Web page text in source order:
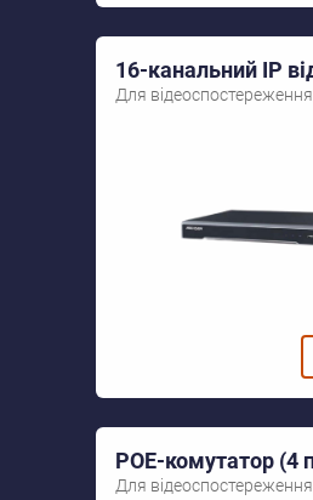
Для відеоспостереження
Для відеоспостереження